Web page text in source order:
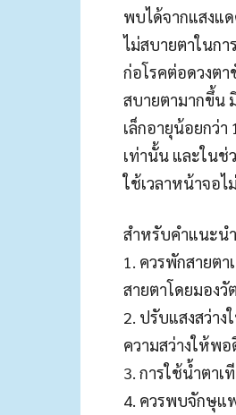
พบได้จากแสงแ
ไม่สบายตาในก
ก่อโรคต่อดวงต
สบายตามากขึ้น
เล็กอายุน้อยกว่า
เท่านั้น และในช่
ใช้เวลาหน้าจอไ
สำหรับคำแนะน
1. ควรพักสายต
สายตาโดยมอง
2. ปรับแสงสว่า
ความสว่างให้พอ
3. การใช้น้ำตา
4. ควรพบจักษุแ